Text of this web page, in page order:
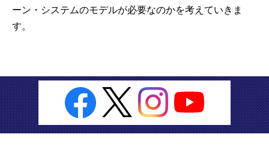
ーン・システムのモデルが必要なのかを考えていきま
す。